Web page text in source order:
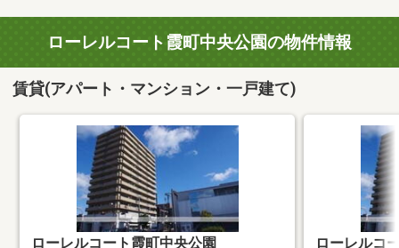
ローレルコート霞町中央公園の物件情報
賃貸(アパート・マンション・一戸建て)
ローレルコート霞町中央公園 ローレルコ